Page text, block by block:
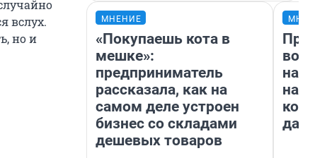
вслух.
но и
МНЕНИЕ
«Покупаешь кота в
мешке»:
предприниматель
рассказала, как на
самом деле устроен
бизнес со складами
дешевых товаров
нам
даже